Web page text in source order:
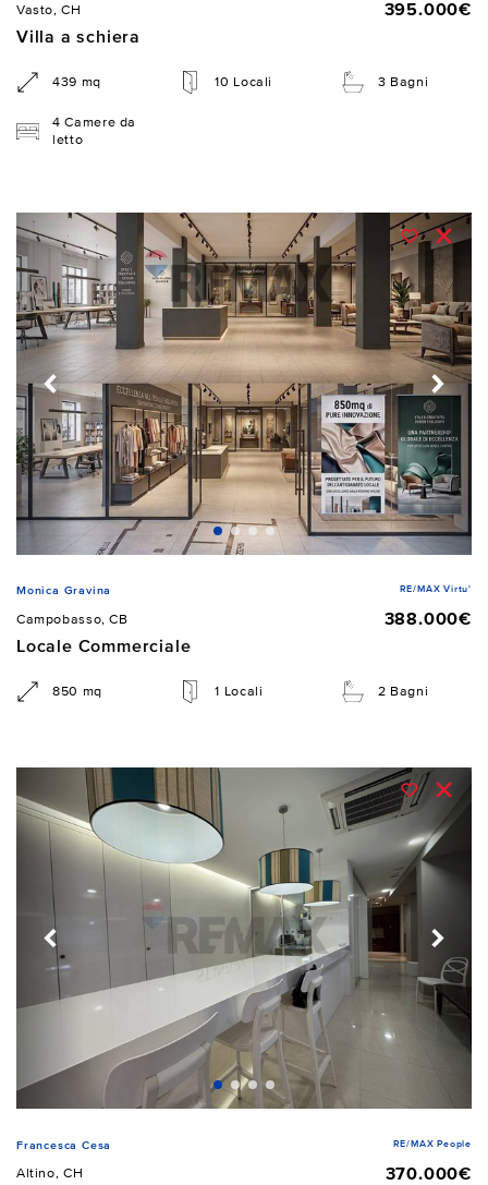
Vasto, CH
395.000€
Villa a schiera
439 mq 10 Locali 3 Bagni
4 Camere da
letto
Monica Gravina RE/MAX Virtu'
Campobasso, CB
388.000€
Locale Commerciale
850 mq 1 Locali 2 Bagni
Francesca Cesa RE/MAX People
Altino, CH 370.000€